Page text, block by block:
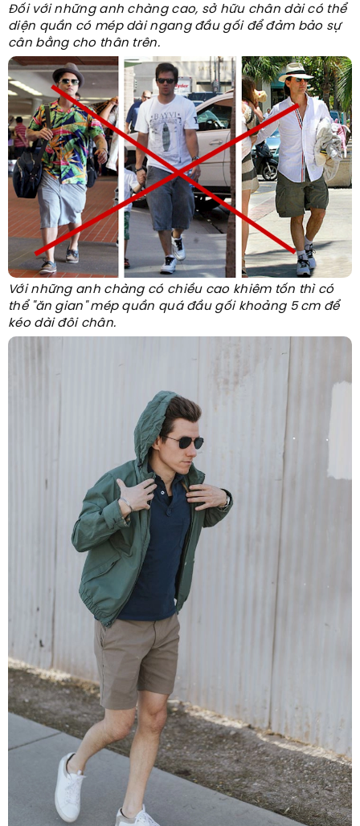
Đối với những anh chàng cao, sở hữu chân dài có thể
diện quần có mép dài ngang đầu gối để đảm bảo sự
cân bằng cho thân trên.
Với những anh chàng có chiều cao khiêm tốn thì có
thể "ăn gian" mép quần quá đầu gối khoảng 5 cm để
kéo dài đôi chân.